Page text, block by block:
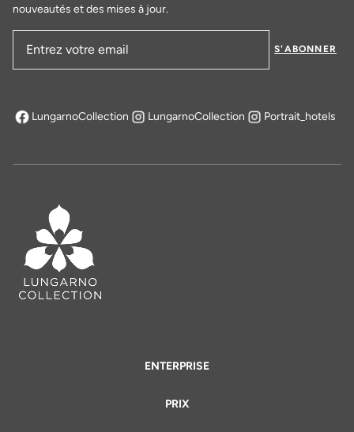
ENTERPRISE
PRIX
nouveautés et des mises à jour.
S'ABONNER
LungarnoCollection
s'ouvre dans un nouvel onglet
LungarnoCollection Portrait_hotels